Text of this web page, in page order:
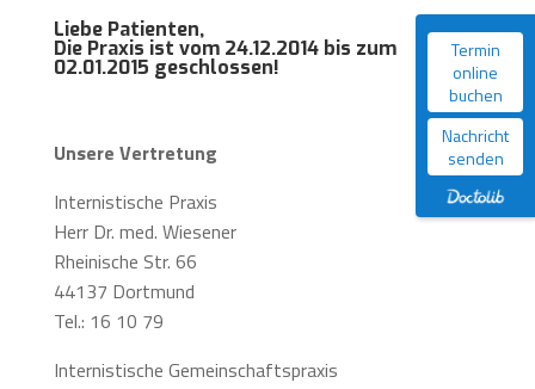
Termin
online
buchen
Nachricht
senden
Liebe Patienten,
Die Praxis ist vom 24.12.2014 bis zum
02.01.2015 geschlossen!
Unsere Vertretung
Internistische Praxis
Herr Dr. med. Wiesener
Rheinische Str. 66
44137 Dortmund
Tel.: 16 10 79
Internistische Gemeinschaftspraxis